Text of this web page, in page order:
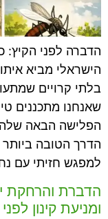
הדברה לפני הקיץ:
הישראלי מביא
בלתי קרויים
שאנחנו מתכננים
הפלישה הבאה
הדרך הטובה
למפגש חזיתי עם
הדברת והרחקת
ומניעת קינון